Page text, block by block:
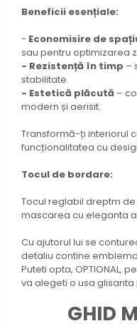
Beneficii esențiale:
- Economisire de
sau pentru optimizarea
- Rezistență în timp –
stabilitate.
- Estetică plăcută –
modern și aerisit.
Transformă-ți interiorul
funcționalitatea cu
Tocul de bordare:
Tocul reglabil dreptm
mascarea cu eleganta
Cu ajutorul lui se
detaliu contine
Puteti opta, OPTIONAL,
va alegeti o usa
GHID